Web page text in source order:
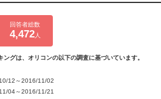
回答者総数
4,472人
グは、オリコンの以下の調査に基づいています。
12～2016/11/02
04～2016/11/21